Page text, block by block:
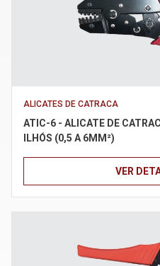
ALICATES DE CATRACA
ATIC-6 - ALICATE DE
ILHÓS (0,5 A 6MM²)
VER